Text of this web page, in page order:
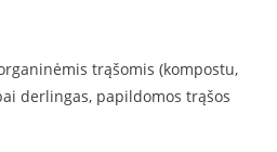
trąšomis (kompostu,
derlingas, papildomos trąšos